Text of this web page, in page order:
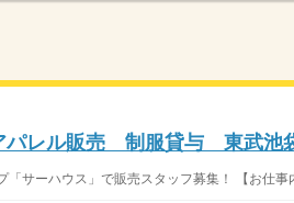
パレル販売 制服貸与 東武池
「サーハウス」で販売スタッフ募集！ 【お仕